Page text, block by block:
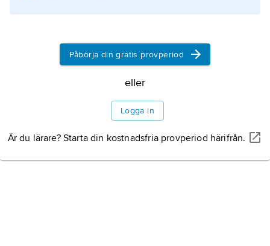
Påbörja din gratis provperiod
eller
Logga in
Är du lärare? Starta din kostnadsfria provperiod härifrån.